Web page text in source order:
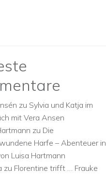
zu Sylvia und Katja im
mit Vera Ansen
zu Die
Harfe – Abenteuer in
Luisa Hartmann
zu Florentine trifft … Frauke